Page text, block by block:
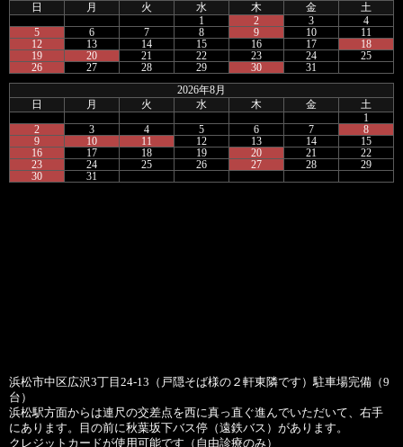
日
月 火 水 木 金
土
1
2 3
4
5
6 7 8 9 10
11
12
13 14 15 16 17
18
19
20 21 22 23 24
25
26
27 28 29 30 31
2026年8月
日
月 火 水 木 金
土
1
2
3 4 5 6 7
8
9
10 11 12 13 14
15
16
17 18 19 20 21
22
23
24 25 26 27 28
29
30
31
浜松市中区広沢3丁目24-13（戸隠そば様の２軒東隣です）駐車場完備（9
台）
浜松駅方面からは連尺の交差点を西に真っ直ぐ進んでいただいて、右手
にあります。目の前に秋葉坂下バス停（遠鉄バス）があります。
クレジットカードが使用可能です（自由診療のみ）